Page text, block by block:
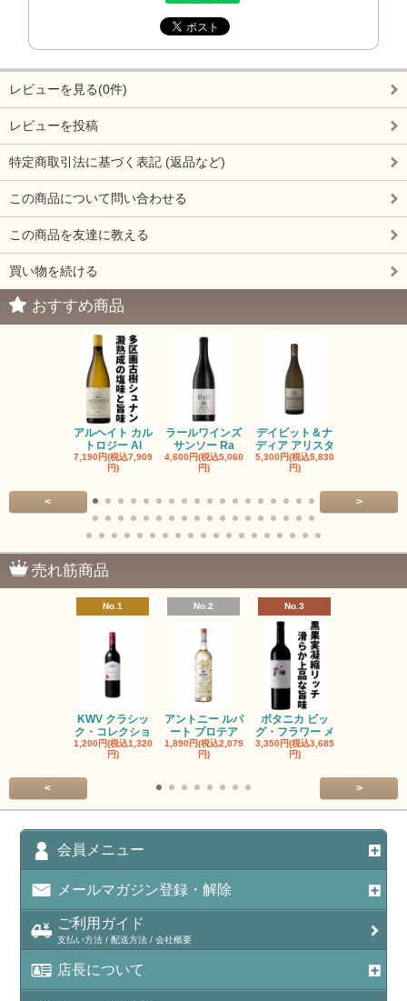
レビューを見る(0件)
レビューを投稿
特定商取引法に基づく表記 (返品など)
この商品について問い合わせる
この商品を友達に教える
買い物を続ける
おすすめ商品
アルヘイト カル
トロジー Al
7,190円(税込7,909
円)
ラールワインズ
サンソー Ra
4,600円(税込5,060
円)
デイビット＆ナ
ディア アリスタ
5,300円(税込5,830
円)
< >
売れ筋商品
No.1
KWV クラシッ
ク・コレクショ
1,200円(税込1,320
円)
No.2
アントニー ルパ
ート プロテア
1,890円(税込2,079
円)
No.3
ボタニカ ビッ
グ・フラワー メ
3,350円(税込3,685
円)
< >
会員メニュー
メールマガジン登録・解除
ご利用ガイド
支払い方法 / 配送方法 / 会社概要
店長について